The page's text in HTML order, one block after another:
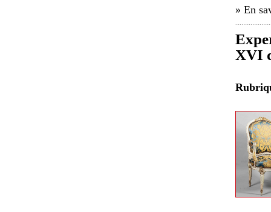
» En
XVI